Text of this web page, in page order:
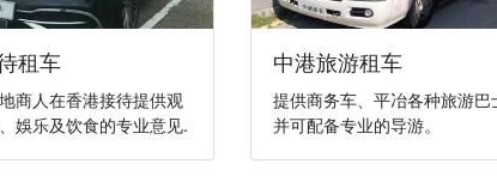
租车
商人在香港接待提供观
娛乐及饮食的专业意见.
中港旅游租车
提供商务车、平冶各种旅游巴
并可配备专业的导游。